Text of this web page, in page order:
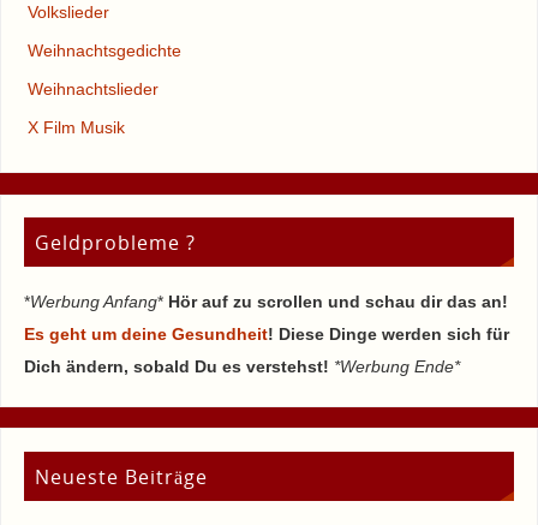
Volkslieder
Weihnachtsgedichte
Weihnachtslieder
X Film Musik
Geldprobleme ?
*Werbung Anfang* Hör auf zu scrollen und schau dir das an!
Es geht um deine Gesundheit! Diese Dinge werden sich für
Dich ändern, sobald Du es verstehst! *Werbung Ende*
Neueste Beiträge